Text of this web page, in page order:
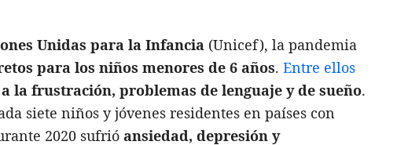
Unidas para la Infancia (Unicef), la pandemia
para los niños menores de 6 años. Entre ellos
la frustración, problemas de lenguaje y de sueño.
siete niños y jóvenes residentes en países con
2020 sufrió ansiedad, depresión y